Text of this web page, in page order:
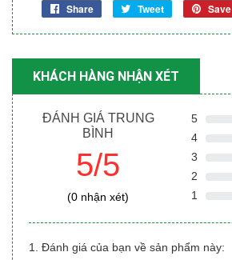
Share Tweet Save
KHÁCH HÀNG NHẬN XÉT
ĐÁNH GIÁ TRUNG
BÌNH
5/5
(0 nhận xét)
5
4
3
2
1
1. Đánh giá của bạn về sản phẩm này: